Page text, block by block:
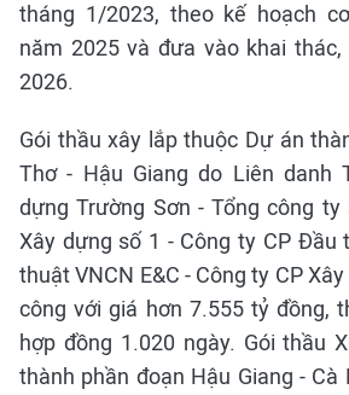
tháng 1/2023, theo kế hoạch
năm 2025 và đưa vào khai
2026.
Gói thầu xây lắp thuộc Dự án
Thơ - Hậu Giang do Liên danh
dựng Trường Sơn - Tổng công
Xây dựng số 1 - Công ty CP Đầu
thuật VNCN E&C - Công ty CP
công với giá hơn 7.555 tỷ đồng,
hợp đồng 1.020 ngày. Gói thầu
thành phần đoạn Hậu Giang - Cà